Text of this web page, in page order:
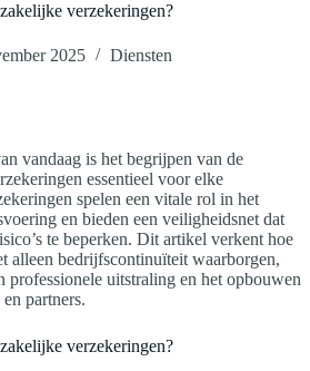
verzekeringen?
2025 Diensten
vandaag is het begrijpen van de
essentieel voor elke
spelen een vitale rol in het
en bieden een veiligheidsnet dat
te beperken. Dit artikel verkent hoe
alleen bedrijfscontinuïteit waarborgen,
professionele uitstraling en het opbouwen
partners.
verzekeringen?